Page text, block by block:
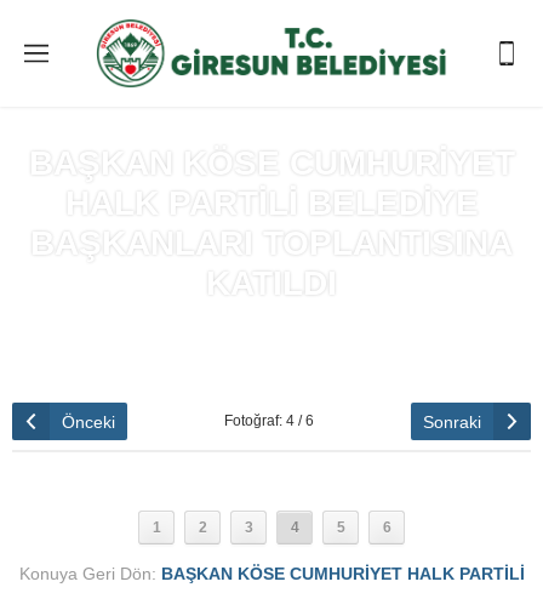
BAŞKAN KÖSE CUMHURİYET
HALK PARTİLİ BELEDİYE
BAŞKANLARI TOPLANTISINA
KATILDI
Önceki Fotoğraf: 4 / 6 Sonraki
1 2 3 4 5 6
Konuya Geri Dön: BAŞKAN KÖSE CUMHURİYET HALK PARTİLİ